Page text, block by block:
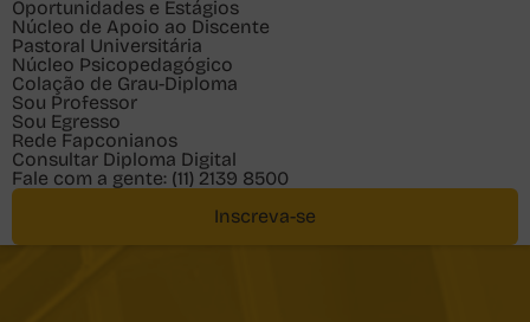
Oportunidades e Estágios
Núcleo de Apoio ao Discente
Pastoral Universitária
Núcleo Psicopedagógico
Colação de Grau-Diploma
Sou Professor
Sou Egresso
Rede Fapconianos
Consultar Diploma Digital
Fale com a gente: (11) 2139 8500
Inscreva-se